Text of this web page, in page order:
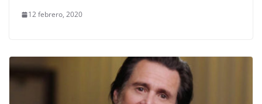
12 febrero, 2020